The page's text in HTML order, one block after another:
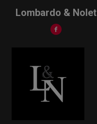
Lombardo & Nolet